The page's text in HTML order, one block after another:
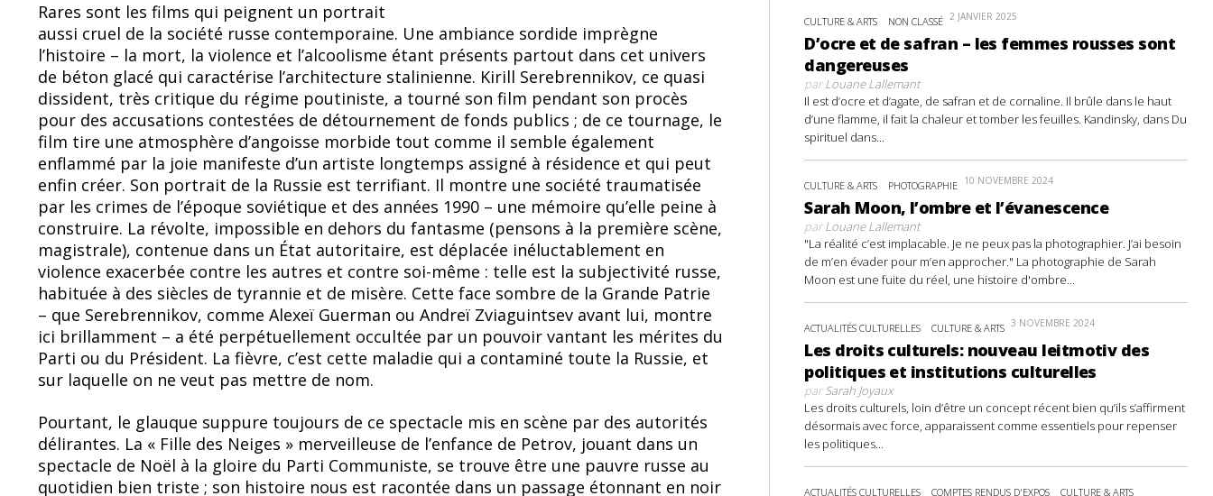
Rares sont les films qui peignent un portrait
aussi cruel de la société russe contemporaine. Une ambiance sordide imprègne
l’histoire – la mort, la violence et l’alcoolisme étant présents partout dans cet univers
de béton glacé qui caractérise l’architecture stalinienne. Kirill Serebrennikov, ce quasi
dissident, très critique du régime poutiniste, a tourné son film pendant son procès
pour des accusations contestées de détournement de fonds publics ; de ce tournage, le
film tire une atmosphère d’angoisse morbide tout comme il semble également
enflammé par la joie manifeste d’un artiste longtemps assigné à résidence et qui peut
enfin créer. Son portrait de la Russie est terrifiant. Il montre une société traumatisée
par les crimes de l’époque soviétique et des années 1990 – une mémoire qu’elle peine à
construire. La révolte, impossible en dehors du fantasme (pensons à la première scène,
magistrale), contenue dans un État autoritaire, est déplacée inéluctablement en
violence exacerbée contre les autres et contre soi-même : telle est la subjectivité russe,
habituée à des siècles de tyrannie et de misère. Cette face sombre de la Grande Patrie
– que Serebrennikov, comme Alexeï Guerman ou Andreï Zviaguintsev avant lui, montre
ici brillamment – a été perpétuellement occultée par un pouvoir vantant les mérites du
Parti ou du Président. La fièvre, c’est cette maladie qui a contaminé toute la Russie, et
sur laquelle on ne veut pas mettre de nom.
Pourtant, le glauque suppure toujours de ce spectacle mis en scène par des autorités
délirantes. La « Fille des Neiges » merveilleuse de l’enfance de Petrov, jouant dans un
spectacle de Noël à la gloire du Parti Communiste, se trouve être une pauvre russe au
quotidien bien triste ; son histoire nous est racontée dans un passage étonnant en noir
CULTURE & ARTS NON CLASSÉ 2 JANVIER 2025
D’ocre et de safran – les femmes rousses sont
dangereuses
parLouane Lallemant
Il est d’ocre et d’agate, de safran et de cornaline. Il brûle dans le haut
d’une flamme, il fait la chaleur et tomber les feuilles. Kandinsky, dans Du
spirituel dans...
CULTURE & ARTS PHOTOGRAPHIE 10 NOVEMBRE 2024
Sarah Moon, l’ombre et l’évanescence
parLouane Lallemant
"La réalité c’est implacable. Je ne peux pas la photographier. J’ai besoin
de m’en évader pour m’en approcher." La photographie de Sarah
Moon est une fuite du réel, une histoire d'ombre...
ACTUALITÉS CULTURELLES CULTURE & ARTS 3 NOVEMBRE 2024
Les droits culturels: nouveau leitmotiv des
politiques et institutions culturelles
parSarah Joyaux
Les droits culturels, loin d’être un concept récent bien qu’ils s’affirment
désormais avec force, apparaissent comme essentiels pour repenser
les politiques...
ACTUALITÉS CULTURELLES COMPTES RENDUS D'EXPOS CULTURE & ARTS